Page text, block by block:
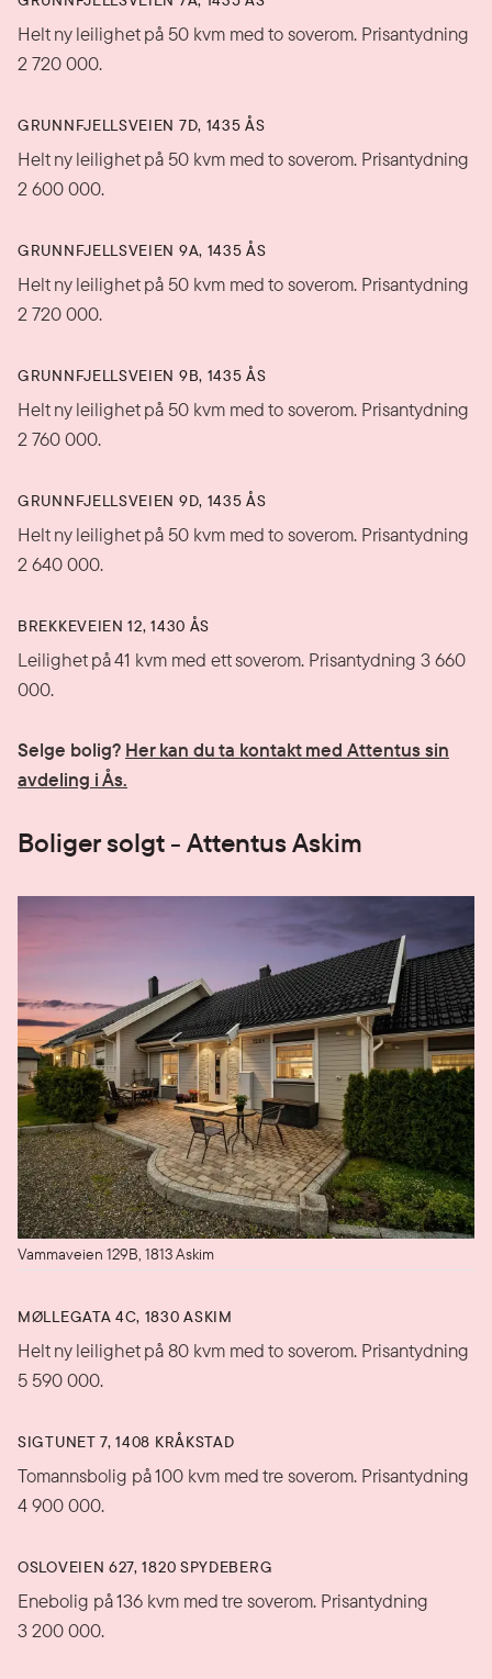
Helt ny leilighet på 50 kvm med to soverom. Prisantydning
2 720 000.
GRUNNFJELLSVEIEN 7D, 1435 ÅS
Helt ny leilighet på 50 kvm med to soverom. Prisantydning
2 600 000.
GRUNNFJELLSVEIEN 9A, 1435 ÅS
Helt ny leilighet på 50 kvm med to soverom. Prisantydning
2 720 000.
GRUNNFJELLSVEIEN 9B, 1435 ÅS
Helt ny leilighet på 50 kvm med to soverom. Prisantydning
2 760 000.
GRUNNFJELLSVEIEN 9D, 1435 ÅS
Helt ny leilighet på 50 kvm med to soverom. Prisantydning
2 640 000.
BREKKEVEIEN 12, 1430 ÅS
Leilighet på 41 kvm med ett soverom. Prisantydning 3 660
000.
Selge bolig? Her kan du ta kontakt med Attentus sin
avdeling i Ås.
Boliger solgt - Attentus Askim
Vammaveien 129B, 1813 Askim
MØLLEGATA 4C, 1830 ASKIM
Helt ny leilighet på 80 kvm med to soverom. Prisantydning
5 590 000.
SIGTUNET 7, 1408 KRÅKSTAD
Tomannsbolig på 100 kvm med tre soverom. Prisantydning
4 900 000.
OSLOVEIEN 627, 1820 SPYDEBERG
Enebolig på 136 kvm med tre soverom. Prisantydning
3 200 000.